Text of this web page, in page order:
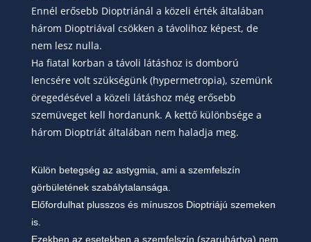
Ennél erősebb Dioptriánál a közeli érték általában
három Dioptriával csökken a távolihoz képest, de
nem lesz nulla.
Ha fiatal korban a távoli látáshoz is domború
lencsére volt szükségünk (hypermetropia), szemünk
öregedésével a közeli látáshoz még erősebb
szemüveget kell hordanunk. A kettő különbsége a
három Dioptriát általában nem haladja meg.
Külön betegség az astygmia, ami a szemfelszín
görbületének szabálytalansága.
Előfordulhat plusszos és mínuszos Dioptriájú szemeken
is.
Ezekben az esetekben a szemfelszín (szaruhártya) nem